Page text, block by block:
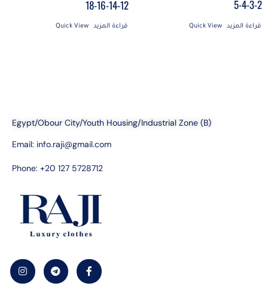
2-3-4-5
قراءة المزيد Quick View
12-14-16-18
قراءة المزيد Quick View
Egypt/Obour City/Youth Housing/Industrial Zone (B)
Email: info.raji@gmail.com
Phone: +20 127 5728712